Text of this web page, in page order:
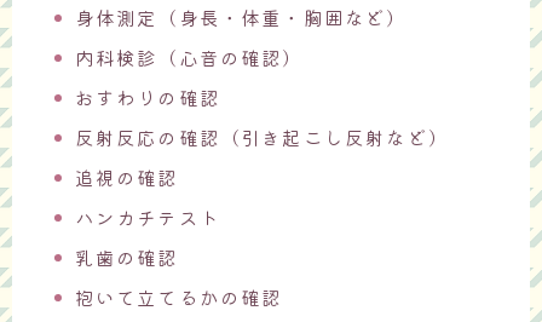
身体測定（身長・体重・胸囲など）
内科検診（心音の確認）
おすわりの確認
反射反応の確認（引き起こし反射など）
追視の確認
ハンカチテスト
乳歯の確認
抱いて立てるかの確認